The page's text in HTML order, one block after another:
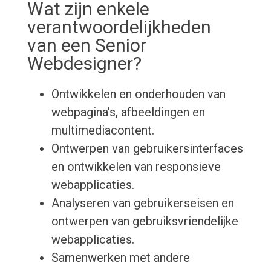
Wat zijn enkele
verantwoordelijkheden
van een Senior
Webdesigner?
Ontwikkelen en onderhouden van
webpagina's, afbeeldingen en
multimediacontent.
Ontwerpen van gebruikersinterfaces
en ontwikkelen van responsieve
webapplicaties.
Analyseren van gebruikerseisen en
ontwerpen van gebruiksvriendelijke
webapplicaties.
Samenwerken met andere